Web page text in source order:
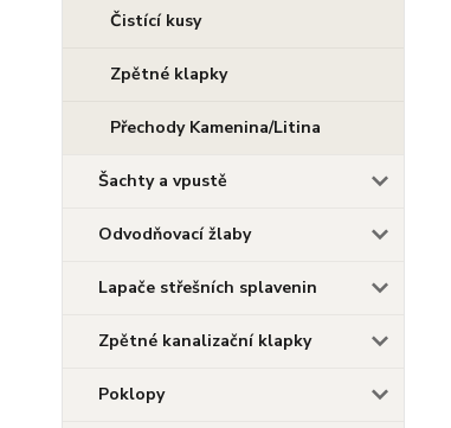
Čistící kusy
Zpětné klapky
Přechody Kamenina/Litina
Šachty a vpustě
Odvodňovací žlaby
Lapače střešních splavenin
Zpětné kanalizační klapky
Poklopy